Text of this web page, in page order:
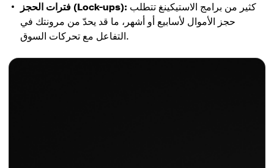
فترات الحجز (Lock-ups):
حجز الأموال لأسابيع أو أشهر، ما قد يحدّ من مرونتك في
التفاعل مع تحركات السوق.